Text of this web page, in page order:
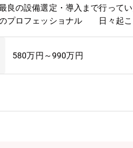
良の設備選定・導入まで行っ
プロフェッショナル 日々起こ
製品【この仕事の面白さ・魅力
。また、意思決定のスピードが
ブルを未然に防ぐ事。
580万円～990万円